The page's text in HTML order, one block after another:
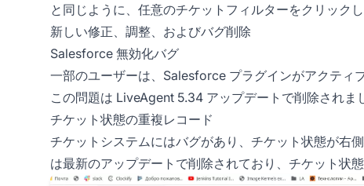
と同じように、任意のチケットフィルターをクリック
新しい修正、調整、およびバグ削除
Salesforce 無効化バグ
一部のユーザーは、Salesforce プラグインがアクティ
この問題は LiveAgent 5.34 アップデートで削除されま
チケット状態の重複レコード
チケットシステムにはバグがあり、チケット状態が右
は最新のアップデートで削除されており、チケット状